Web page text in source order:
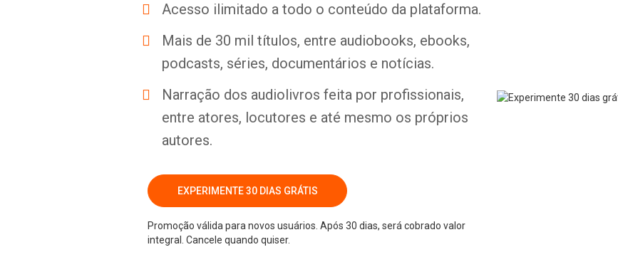
Acesso ilimitado a todo o conteúdo da plataforma.
Mais de 30 mil títulos, entre audiobooks, ebooks,
podcasts, séries, documentários e notícias.
Narração dos audiolivros feita por profissionais,
entre atores, locutores e até mesmo os próprios
autores.
EXPERIMENTE 30 DIAS GRÁTIS
Promoção válida para novos usuários. Após 30 dias, será cobrado valor
integral. Cancele quando quiser.